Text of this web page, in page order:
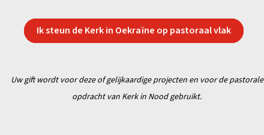
Ik steun de Kerk in Oekraïne op pastoraal vlak
Uw gift wordt voor deze of gelijkaardige projecten en voor de pastorale
opdracht van Kerk in Nood gebruikt.